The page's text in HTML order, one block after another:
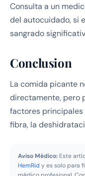
Consulta a un
del autocuidado, si
sangrado
Conclusion
La comida picante
directamente, pero
factores principales
fibra, la
Aviso Médico: Este
HemRid y es solo para